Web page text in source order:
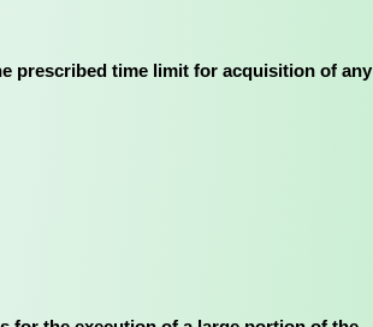
within the prescribed time limit for acquisition of any